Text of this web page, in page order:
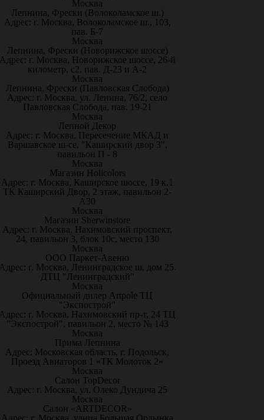
Москва
Лепнина, Фрески (Волоколамское ш.)
Адрес: г. Москва, Волоколамское ш., 103,
пав. Б-7
Москва
Лепнина, Фрески (Новорижское шоссе)
г. Москва, Новорижское шоссе, 26-й
километр, с2, пав. Д-23 и А-2
Москва
Лепнина, Фрески (Павловская Слобода)
Адрес: г. Москва, ул. Ленина, 76/2, село
Павловская Слобода, пав. 19-21
Москва
Лепной Декор
Адрес: г. Москва, Пересечение МКАД и
Варшавское ш-се, "Каширский двор 3",
павильон П - 8
Москва
Магазин Holicolors
Адрес: г. Москва, Каширское шоссе, 19 к.1
ТК Каширский Двор, 2 этаж, павильон 2-
А30
Москва
Магазин Sherwinstore
Адрес: г. Москва, Нахимовский проспект,
24, павильон 3, блок 10с, место 130
Москва
ООО Паркет-Авeню
г. Москва, Ленинградское ш, дом 25.
ДТЦ "Ленинградский"
Москва
Официальный дилер Artpole ТЦ
"Экспострой"
г. Москва, Нахимовский пр-т, 24 ТЦ
"Экспострой", павильон 2, место № 143
Москва
Прима Лепнина
Адрес: Московская область, г. Подольск,
Проезд Авиаторов 1 «ТК Молоток 2»
Москва
Салон TopDecor
Адрес: г. Москва, ул. Олеко Дундича 25
Москва
Салон «ARTDECOR»
Адрес: г. Москва, улица Большая Ордынка